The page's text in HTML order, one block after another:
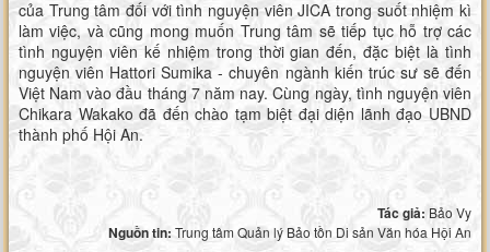
của Trung tâm đối với tình nguyện viên JICA trong suốt nhiệm kì
làm việc, và cũng mong muốn Trung tâm sẽ tiếp tục hỗ trợ các
tình nguyện viên kế nhiệm trong thời gian đến, đặc biệt là tình
nguyện viên Hattori Sumika - chuyên ngành kiến trúc sư sẽ đến
Việt Nam vào đầu tháng 7 năm nay. Cùng ngày, tình nguyện viên
Chikara Wakako đã đến chào tạm biệt đại diện lãnh đạo UBND
thành phố Hội An.
Tác giả: Bảo Vy
Nguồn tin: Trung tâm Quản lý Bảo tồn Di sản Văn hóa Hội An